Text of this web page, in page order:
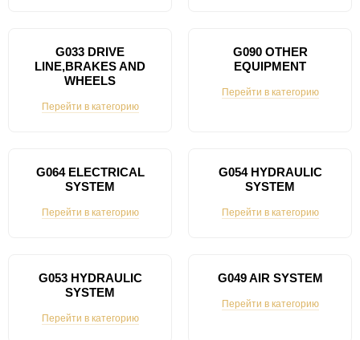
G033 DRIVE
LINE,BRAKES AND
WHEELS
Перейти в категорию
G090 OTHER
EQUIPMENT
Перейти в категорию
G064 ELECTRICAL
SYSTEM
Перейти в категорию
G054 HYDRAULIC
SYSTEM
Перейти в категорию
G053 HYDRAULIC
SYSTEM
Перейти в категорию
G049 AIR SYSTEM
Перейти в категорию